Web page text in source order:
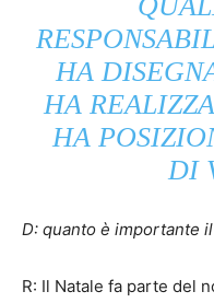
HA
HA
HA
DI
D: quanto è importante
R: Il Natale fa parte del